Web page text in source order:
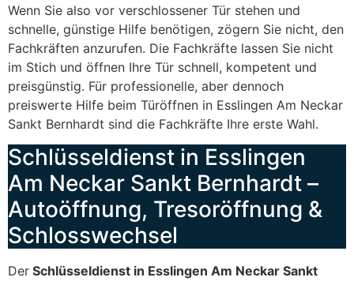
Wenn Sie also vor verschlossener Tür stehen und
schnelle, günstige Hilfe benötigen, zögern Sie nicht, den
Fachkräften anzurufen. Die Fachkräfte lassen Sie nicht
im Stich und öffnen Ihre Tür schnell, kompetent und
preisgünstig. Für professionelle, aber dennoch
preiswerte Hilfe beim Türöffnen in Esslingen Am Neckar
Sankt Bernhardt sind die Fachkräfte Ihre erste Wahl.
Schlüsseldienst in Esslingen
Am Neckar Sankt Bernhardt –
Autoöffnung, Tresoröffnung &
Schlosswechsel
Der Schlüsseldienst in Esslingen Am Neckar Sankt